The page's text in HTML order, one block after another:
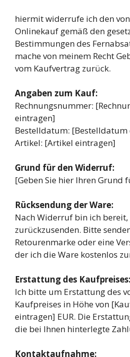
hiermit widerrufe ich den
Onlinekauf gemäß den
Bestimmungen des
mache von meinem Recht
vom Kaufvertrag zurück.
Angaben zum Kauf:
Rechnungsnummer:
eintragen]
Bestelldatum: [Bestelldatum
Artikel: [Artikel eintragen]
Grund für den Widerruf:
[Geben Sie hier Ihren Grund
Rücksendung der Ware:
Nach Widerruf bin ich bereit,
zurückzusenden. Bitte
Retourenmarke oder eine
der ich die Ware kostenlos
Erstattung des Kaufpreises:
Ich bitte um Erstattung des
Kaufpreises in Höhe von
eintragen] EUR. Die
die bei Ihnen hinterlegte
Kontaktaufnahme: